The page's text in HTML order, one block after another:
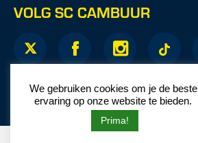
VOLG SC CAMBUUR
We gebruiken cookies om je de beste
ervaring op onze website te bieden.
Prima!